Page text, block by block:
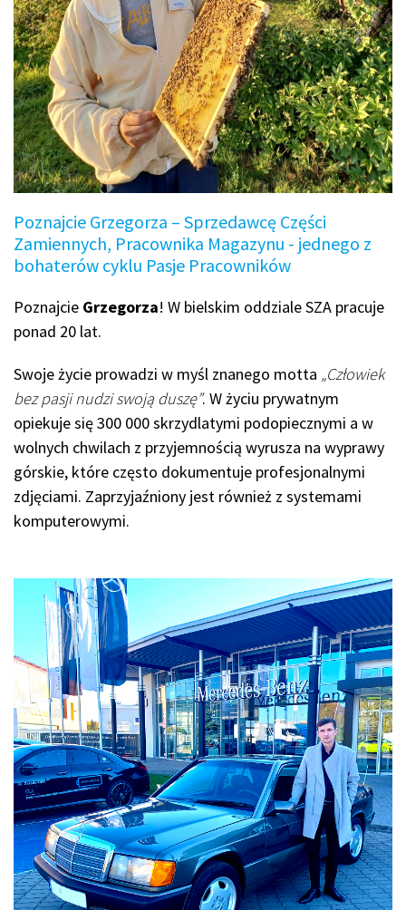
Poznajcie Grzegorza – Sprzedawcę Części
Zamiennych, Pracownika Magazynu - jednego z
bohaterów cyklu Pasje Pracowników
Poznajcie Grzegorza! W bielskim oddziale SZA pracuje
ponad 20 lat.
Swoje życie prowadzi w myśl znanego motta „Człowiek
bez pasji nudzi swoją duszę”. W życiu prywatnym
opiekuje się 300 000 skrzydlatymi podopiecznymi a w
wolnych chwilach z przyjemnością wyrusza na wyprawy
górskie, które często dokumentuje profesjonalnymi
zdjęciami. Zaprzyjaźniony jest również z systemami
komputerowymi.